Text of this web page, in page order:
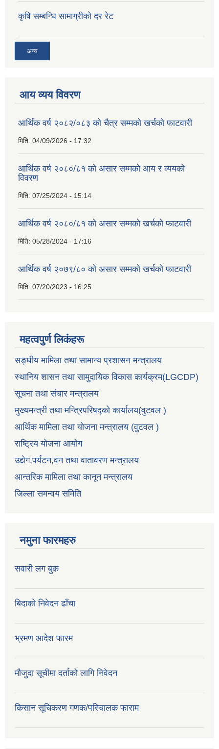
कृषि सम्बन्धि सामाग्रीको दर रेट
अन्य
आय व्यय विवरण
आर्थिक वर्ष २०८२/०८३ को चैत्र सम्मको खर्चको फाटवारी
मिति: 04/09/2026 - 17:32
आर्थिक वर्ष २०८०/८१ को असार सम्मको आय र व्ययको
विवरण
मिति: 07/25/2024 - 15:14
आर्थिक वर्ष २०८०/८१ को असार सम्मको खर्चको फाटवारी
मिति: 05/28/2024 - 17:16
आर्थिक वर्ष २०७९/८० को असार सम्मको खर्चको फाटवारी
मिति: 07/20/2023 - 16:25
महत्वपुर्ण लिकंहरू
सङ्घीय मामिला तथा सामान्य प्रशासन मन्त्रालय
स्थानिय शासन तथा सामुदायिक विकास कार्यक्रम(LGCDP)
सूचना तथा संचार मन्त्रालय
मुख्यमन्त्री तथा मन्त्रिपरिषद्को कार्यालय(वुटवल )
आर्थिक मामिला तथा योजना मन्त्रालय (वुटवल )
राष्ट्रिय योजना आयोग
उद्येग,पर्यटन,वन तथा वातावरण मन्त्रालय
आन्तरिक मामिला तथा कानून मन्त्रालय
जिल्ला समन्वय समिति
नमुना फारमहरु
सवारी लग बुक
बिदाको निवेदन ढाँचा
भ्रमण आदेश फारम
मौजुदा सूचीमा दर्ताको लागि निवेदन
किसान सूचिकरण गणक/परिचालक फाराम